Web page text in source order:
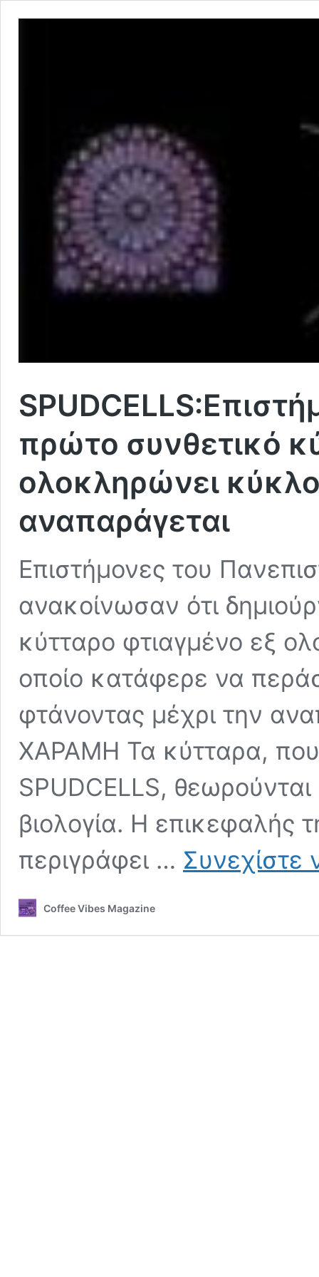
πρώτο συνθετικό
ολοκληρώνει
αναπαράγεται
Επιστήμονες του
ανακοίνωσαν ότι
κύτταρο φτιαγμένο εξ
οποίο κατάφερε να
φτάνοντας μέχρι την
ΧΑΡΑΜΗ Τα κύτταρα,
SPUDCELLS,
βιολογία. Η επικεφαλής
περιγράφει … Συνεχίστε
Coffee Vibes Magazine